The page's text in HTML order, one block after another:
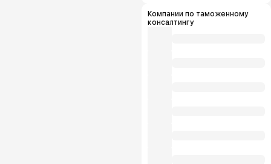
Компании по таможенному
консалтингу